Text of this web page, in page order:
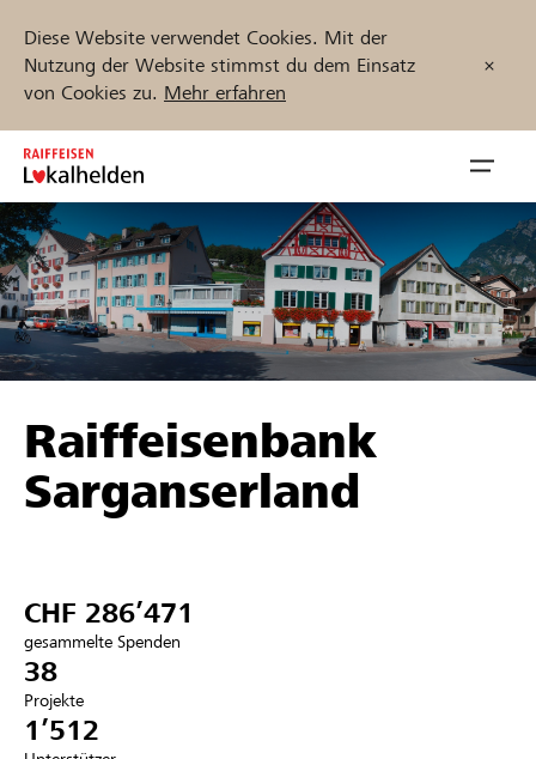
Diese Website verwendet Cookies. Mit der
Nutzung der Website stimmst du dem Einsatz
von Cookies zu. Mehr erfahren
Zum
Inhalt
springen
öffnen
Unterstützen
Hilfe & Support
Anmelden
Projekte und Organisationen finden
Jetzt starten
Raiffeisenbank
Sarganserland
CHF 286’471
gesammelte Spenden
38
Projekte
1’512